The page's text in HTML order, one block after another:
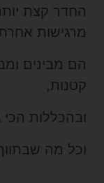
קצת יותר
אחרת.
מבינים
הכי
מה שבתווך.